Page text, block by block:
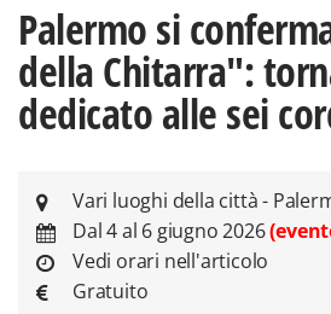
Palermo si
della Chitarra":
dedicato alle sei
Vari luoghi della città -
Dal 4 al 6 giugno 2026
Vedi orari nell'articolo
Gratuito